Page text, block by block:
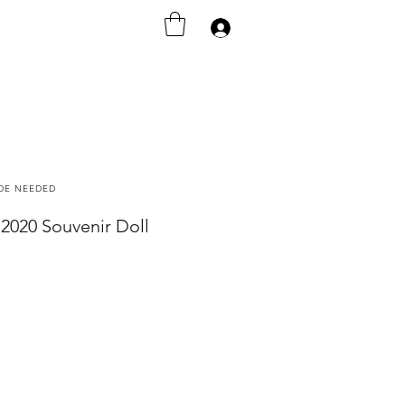
Souvenir Doll
NEEDED